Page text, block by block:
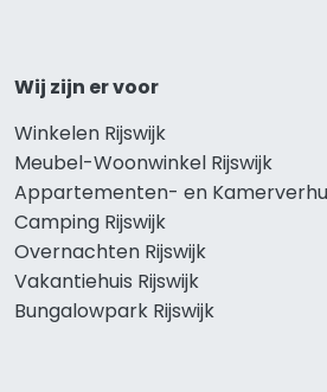
Wij zijn er voor
Winkelen Rijswijk
Meubel-Woonwinkel Rijswijk
Appartementen- en
Camping Rijswijk
Overnachten Rijswijk
Vakantiehuis Rijswijk
Bungalowpark Rijswijk